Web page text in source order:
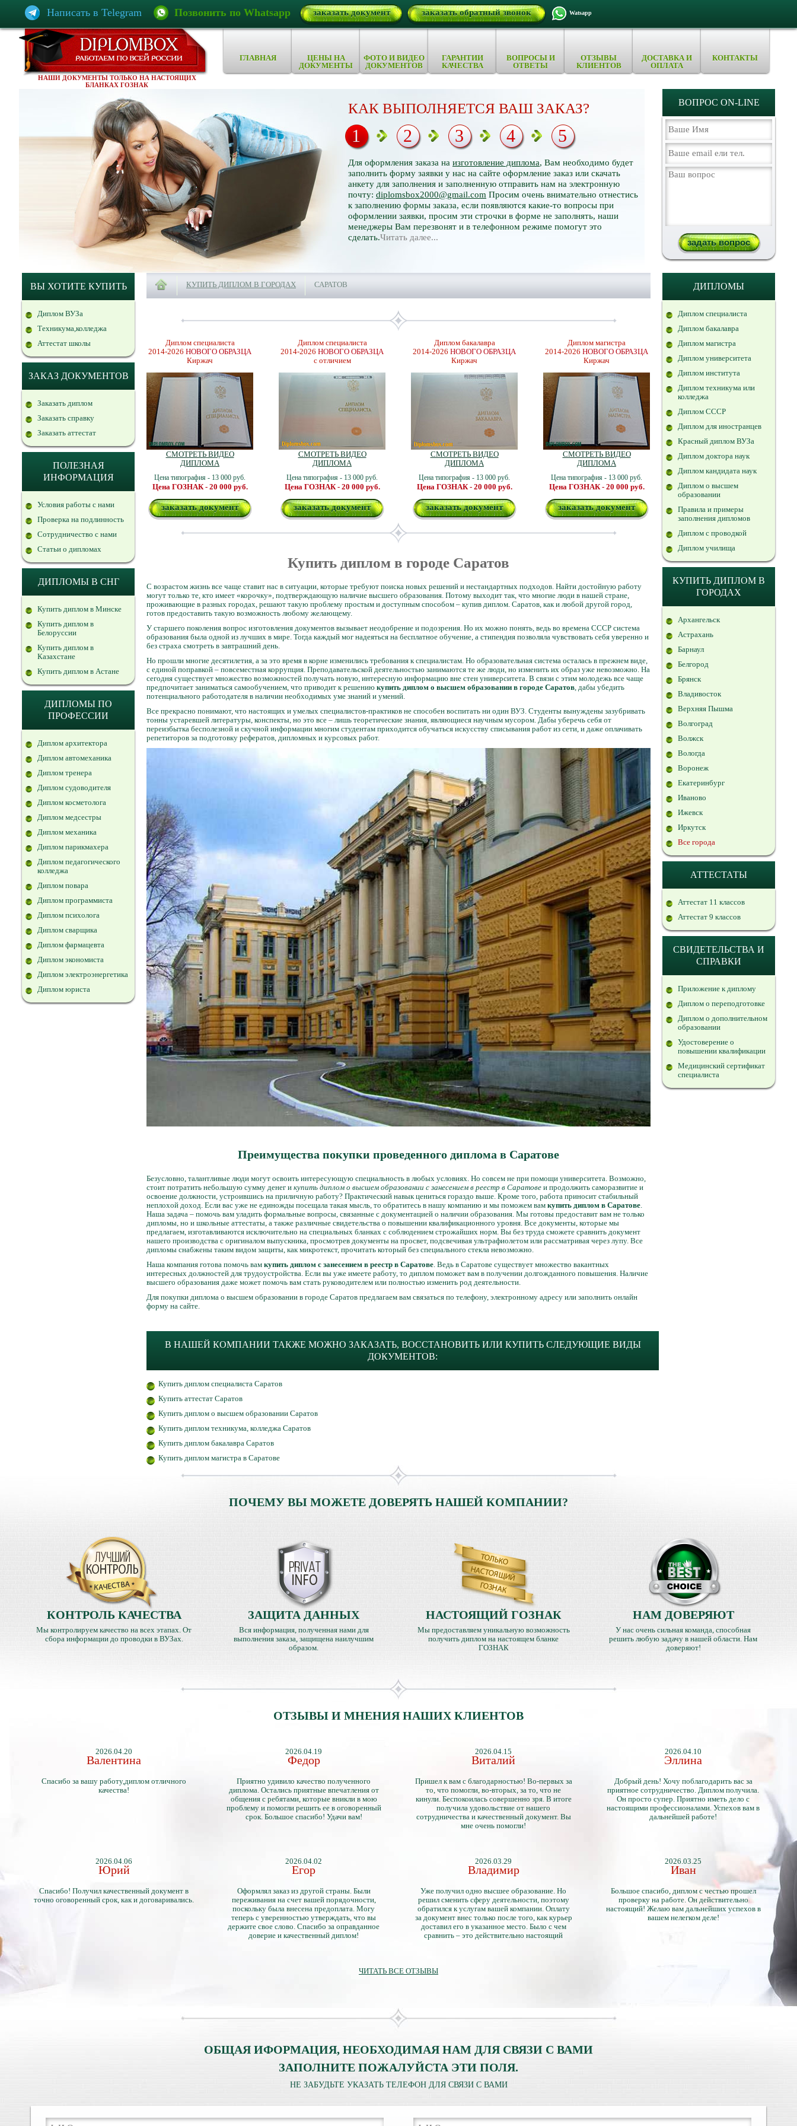
Написать в Telegram Позвонить по Whatsapp заказать документ заказать обратный звонок Watsapp
НАШИ ДОКУМЕНТЫ ТОЛЬКО НА НАСТОЯЩИХ
БЛАНКАХ ГОЗНАК
ГЛАВНАЯ
ЦЕНЫ НА
ДОКУМЕНТЫ
ФОТО И ВИДЕО
ДОКУМЕНТОВ
ГАРАНТИИ
КАЧЕСТВА
ВОПРОСЫ И
ОТВЕТЫ
ОТЗЫВЫ
КЛИЕНТОВ
ДОСТАВКА И
ОПЛАТА
КОНТАКТЫ
КАК ВЫПОЛНЯЕТСЯ ВАШ ЗАКАЗ?
Для оформления заказа на изготовление диплома, Вам необходимо будет
заполнить форму заявки у нас на сайте оформление заказ или скачать
анкету для заполнения и заполненную отправить нам на электронную
почту: diplomsbox2000@gmail.com Просим очень внимательно отнестись
к заполнению формы заказа, если появляются какие-то вопросы при
оформлении заявки, просим эти строчки в форме не заполнять, наши
менеджеры Вам перезвонят и в телефонном режиме помогут это
сделать.Читать далее...
1 2 3 4 5
ВОПРОС ON-LINE
ВЫ ХОТИТЕ КУПИТЬ
Диплом ВУЗа
Техникума,колледжа
Аттестат школы
ЗАКАЗ ДОКУМЕНТОВ
Заказать диплом
Заказать справку
Заказать аттестат
ПОЛЕЗНАЯ
ИНФОРМАЦИЯ
Условия работы с нами
Проверка на подлинность
Сотрудничество с нами
Статьи о дипломах
ДИПЛОМЫ В СНГ
Купить диплом в Минске
Купить диплом в
Белоруссии
Купить диплом в
Казахстане
Купить диплом в Астане
ДИПЛОМЫ ПО
ПРОФЕССИИ
Диплом архитектора
Диплом автомеханика
Диплом тренера
Диплом судоводителя
Диплом косметолога
Диплом медсестры
Диплом механика
Диплом парикмахера
Диплом педагогического
колледжа
Диплом повара
Диплом программиста
Диплом психолога
Диплом сварщика
Диплом фармацевта
Диплом экономиста
Диплом электроэнергетика
Диплом юриста
КУПИТЬ ДИПЛОМ В ГОРОДАХ САРАТОВ
Диплом специалиста
2014-2026 НОВОГО ОБРАЗЦА
Киржач
СМОТРЕТЬ ВИДЕО
ДИПЛОМА
Цена типография - 13 000 руб.
Цена ГОЗНАК - 20 000 руб.
заказать документ
Диплом специалиста
2014-2026 НОВОГО ОБРАЗЦА
с отличием
СМОТРЕТЬ ВИДЕО
ДИПЛОМА
Цена типография - 13 000 руб.
Цена ГОЗНАК - 20 000 руб.
заказать документ
Диплом бакалавра
2014-2026 НОВОГО ОБРАЗЦА
Киржач
СМОТРЕТЬ ВИДЕО
ДИПЛОМА
Цена типография - 13 000 руб.
Цена ГОЗНАК - 20 000 руб.
заказать документ
Диплом магистра
2014-2026 НОВОГО ОБРАЗЦА
Киржач
СМОТРЕТЬ ВИДЕО
ДИПЛОМА
Цена типография - 13 000 руб.
Цена ГОЗНАК - 20 000 руб.
заказать документ
Купить диплом в городе Саратов
С возрастом жизнь все чаще ставит нас в ситуации, которые требуют поиска новых решений и нестандартных подходов. Найти достойную работу
могут только те, кто имеет «корочку», подтверждающую наличие высшего образования. Потому выходит так, что многие люди в нашей стране,
проживающие в разных городах, решают такую проблему простым и доступным способом – купив диплом. Саратов, как и любой другой город,
готов предоставить такую возможность любому желающему.
У старшего поколения вопрос изготовления документов вызывает неодобрение и подозрения. Но их можно понять, ведь во времена СССР система
образования была одной из лучших в мире. Тогда каждый мог надеяться на бесплатное обучение, а стипендия позволяла чувствовать себя уверенно и
без страха смотреть в завтрашний день.
Но прошли многие десятилетия, а за это время в корне изменились требования к специалистам. Но образовательная система осталась в прежнем виде,
с единой поправкой – повсеместная коррупция. Преподавательской деятельностью занимаются те же люди, но изменить их образ уже невозможно. На
сегодня существует множество возможностей получать новую, интересную информацию вне стен университета. В связи с этим молодежь все чаще
предпочитает заниматься самообучением, что приводит к решению купить диплом о высшем образовании в городе Саратов, дабы убедить
потенциального работодателя в наличии необходимых уме знаний и умений.
Все прекрасно понимают, что настоящих и умелых специалистов-практиков не способен воспитать ни один ВУЗ. Студенты вынуждены зазубривать
тонны устаревшей литературы, конспекты, но это все – лишь теоретические знания, являющиеся научным мусором. Дабы уберечь себя от
переизбытка бесполезной и скучной информации многим студентам приходится обучаться искусству списывания работ из сети, и даже оплачивать
репетиторов за подготовку рефератов, дипломных и курсовых работ.
Преимущества покупки проведенного диплома в Саратове
Безусловно, талантливые люди могут освоить интересующую специальность в любых условиях. Но совсем не при помощи университета. Возможно,
стоит потратить небольшую сумму денег и купить диплом о высшем образовании с занесением в реестр в Саратове и продолжить саморазвитие и
освоение должности, устроившись на приличную работу? Практический навык цениться гораздо выше. Кроме того, работа приносит стабильный
неплохой доход. Если вас уже не единожды посещала такая мысль, то обратитесь в нашу компанию и мы поможем вам купить диплом в Саратове
Наша задача – помочь вам уладить формальные вопросы, связанные с документацией о наличии образования. Мы готовы предоставит вам не только
дипломы, но и школьные аттестаты, а также различные свидетельства о повышении квалификационного уровня. Все документы, которые мы
предлагаем, изготавливаются исключительно на специальных бланках с соблюдением строжайших норм. Вы без труда сможете сравнить документ
нашего производства с оригиналом выпускника, просмотрев документы на просвет, подсвечивая ультрафиолетом или рассматривая через лупу. Все
дипломы снабжены таким видом защиты, как микротекст, прочитать который без специального стекла невозможно.
Наша компания готова помочь вам купить диплом с занесением в реестр в Саратове . Ведь в Саратове существует множество вакантных
интересных должностей для трудоустройства. Если вы уже имеете работу, то диплом поможет вам в получении долгожданного повышения. Наличие
высшего образования даже может помочь вам стать руководителем или полностью изменить род деятельности.
Для покупки диплома о высшем образовании в городе Саратов предлагаем вам связаться по телефону, электронному адресу или заполнить онлайн
форму на сайте.
В НАШЕЙ КОМПАНИИ ТАКЖЕ МОЖНО ЗАКАЗАТЬ, ВОССТАНОВИТЬ ИЛИ КУПИТЬ СЛЕДУЮЩИЕ ВИДЫ
ДОКУМЕНТОВ:
Купить диплом специалиста Саратов
Купить аттестат Саратов
Купить диплом о высшем образовании Саратов
Купить диплом техникума, колледжа Саратов
Купить диплом бакалавра Саратов
Купить диплом магистра в Саратове
ДИПЛОМЫ
Диплом специалиста
Диплом бакалавра
Диплом магистра
Диплом университета
Диплом института
Диплом техникума или
колледжа
Диплом СССР
Диплом для иностранцев
Красный диплом ВУЗа
Диплом доктора наук
Диплом кандидата наук
Диплом о высшем
образовании
Правила и примеры
заполнения дипломов
Диплом с проводкой
Диплом училища
КУПИТЬ ДИПЛОМ В
ГОРОДАХ
Архангельск
Астрахань
Барнаул
Белгород
Брянск
Владивосток
Верхняя Пышма
Волгоград
Волжск
Вологда
Воронеж
Екатеринбург
Иваново
Ижевск
Иркутск
Все города
АТТЕСТАТЫ
Аттестат 11 классов
Аттестат 9 классов
СВИДЕТЕЛЬСТВА И
СПРАВКИ
Приложение к диплому
Диплом о переподготовке
Диплом о дополнительном
образовании
Удостоверение о
повышении квалификации
Медицинский сертификат
специалиста
ПОЧЕМУ ВЫ МОЖЕТЕ ДОВЕРЯТЬ НАШЕЙ КОМПАНИИ?
КОНТРОЛЬ КАЧЕСТВА
Мы контролируем качество на всех этапах. От
сбора информации до проводки в ВУЗах.
ЗАЩИТА ДАННЫХ
Вся информация, полученная нами для
выполнения заказа, защищена наилучшим
образом.
НАСТОЯЩИЙ ГОЗНАК
Мы предоставляем уникальную возможность
получить диплом на настоящем бланке
ГОЗНАК
НАМ ДОВЕРЯЮТ
У нас очень сильная команда, способная
решить любую задачу в нашей области. Нам
доверяют!
ОТЗЫВЫ И МНЕНИЯ НАШИХ КЛИЕНТОВ
2026.04.20
Валентина
Спасибо за вашу работу,диплом отличного
качества!
2026.04.19
Федор
Приятно удивило качество полученного
диплома. Остались приятные впечатления от
общения с ребятами, которые вникли в мою
проблему и помогли решить ее в оговоренный
срок. Большое спасибо! Удачи вам!
2026.04.15
Виталий
Пришел к вам с благодарностью! Во-первых за
то, что помогли, во-вторых, за то, что не
кинули. Беспокоилась совершенно зря. В итоге
получила удовольствие от нашего
сотрудничества и качественный документ. Вы
мне очень помогли!
2026.04.10
Эллина
Добрый день! Хочу поблагодарить вас за
приятное сотрудничество. Диплом получила.
Он просто супер. Приятно иметь дело с
настоящими профессионалами. Успехов вам в
дальнейшей работе!
2026.04.06
Юрий
Спасибо! Получил качественный документ в
точно оговоренный срок, как и договаривались.
2026.04.02
Егор
Оформлял заказ из другой страны. Были
переживания на счет вашей порядочности,
поскольку была внесена предоплата. Могу
теперь с уверенностью утверждать, что вы
держите свое слово. Спасибо за оправданное
доверие и качественный диплом!
2026.03.29
Владимир
Уже получил одно высшее образование. Но
решил сменить сферу деятельности, поэтому
обратился к услугам вашей компании. Оплату
за документ внес только после того, как курьер
доставил его в указанное место. Было с чем
сравнить – это действительно настоящий
2026.03.25
Иван
Большое спасибо, диплом с честью прошел
проверку на работе. Он действительно
настоящий! Желаю вам дальнейших успехов в
вашем нелегком деле!
ЧИТАТЬ ВСЕ ОТЗЫВЫ
ОБЩАЯ ИФОРМАЦИЯ, НЕОБХОДИМАЯ НАМ ДЛЯ СВЯЗИ С ВАМИ
ЗАПОЛНИТЕ ПОЖАЛУЙСТА ЭТИ ПОЛЯ.
НЕ ЗАБУДЬТЕ УКАЗАТЬ ТЕЛЕФОН ДЛЯ СВЯЗИ С ВАМИ